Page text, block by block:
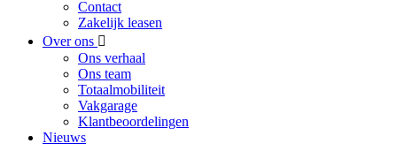
Contact
Zakelijk leasen
Over ons
Ons verhaal
Ons team
Totaalmobiliteit
Vakgarage
Klantbeoordelingen
Nieuws